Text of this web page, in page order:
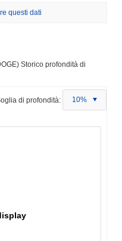
questi dati
Storico profondità di
di profondità: 10%